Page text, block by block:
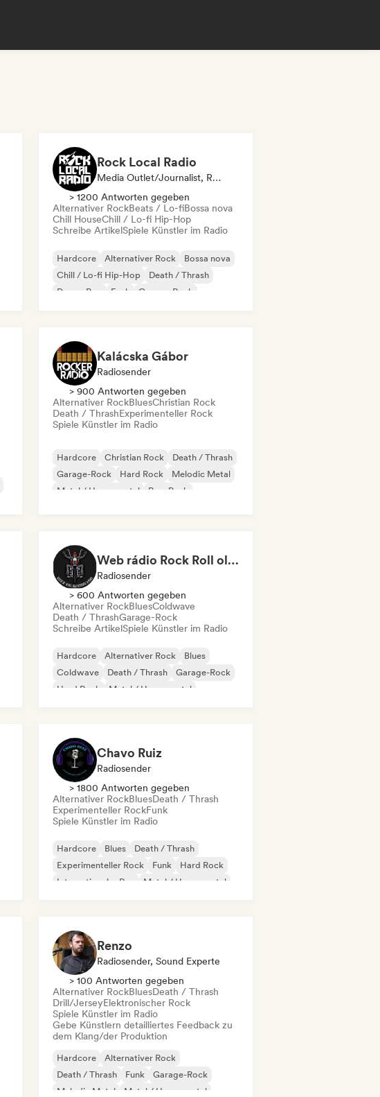
Rock Local Radio
Media Outlet/Journalist, Radiosender
> 1200 Antworten gegeben
Alternativer RockBeats / Lo-fiBossa nova
Chill HouseChill / Lo-fi Hip-Hop
Schreibe ArtikelSpiele Künstler im Radio
Hardcore Alternativer Rock
Bossa nova
Chill / Lo-fi Hip-Hop
Death / Thrash
Dream Pop
Funk Garage-Rock
Kalácska Gábor
Radiosender
> 900 Antworten gegeben
Alternativer RockBluesChristian Rock
Death / ThrashExperimenteller Rock
Spiele Künstler im Radio
Hardcore Christian Rock
Death / Thrash
Garage-Rock
Hard Rock
Melodic Metal
Metal / Heavy metal
Pop-Punk
Web rádio Rock Roll old School
Radiosender
> 600 Antworten gegeben
Alternativer RockBluesColdwave
Death / ThrashGarage-Rock
Schreibe ArtikelSpiele Künstler im Radio
Hardcore Alternativer Rock
Blues
Coldwave
Death / Thrash
Garage-Rock
Hard Rock
Metal / Heavy metal
Chavo Ruiz
Radiosender
> 1800 Antworten gegeben
Alternativer RockBluesDeath / Thrash
Experimenteller RockFunk
Spiele Künstler im Radio
Hardcore Blues
Death / Thrash
Experimenteller Rock
Funk
Hard Rock
Internationaler Rap
Metal / Heavy metal
Renzo
Radiosender, Sound Experte
> 100 Antworten gegeben
Alternativer RockBluesDeath / Thrash
Drill/JerseyElektronischer Rock
Spiele Künstler im Radio
Gebe Künstlern detailliertes Feedback zu
dem Klang/der Produktion
Hardcore
Alternativer Rock
Death / Thrash
Funk
Garage-Rock
Melodic Metal
Metal / Heavy metal